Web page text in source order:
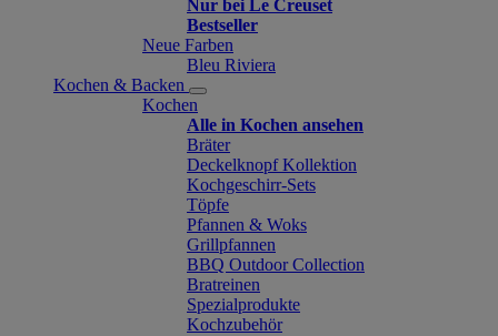
Nur bei Le Creuset
Bestseller
Neue Farben
Bleu Riviera
Kochen & Backen
Kochen
Alle in Kochen ansehen
Bräter
Deckelknopf Kollektion
Kochgeschirr-Sets
Töpfe
Pfannen & Woks
Grillpfannen
BBQ Outdoor Collection
Bratreinen
Spezialprodukte
Kochzubehör